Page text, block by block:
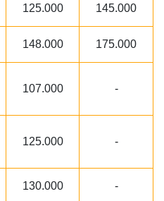
125.000 145.000
148.000 175.000
107.000 -
125.000 -
130.000 -